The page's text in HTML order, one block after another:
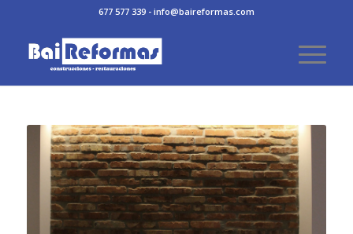
677 577 339 - info@baireformas.com